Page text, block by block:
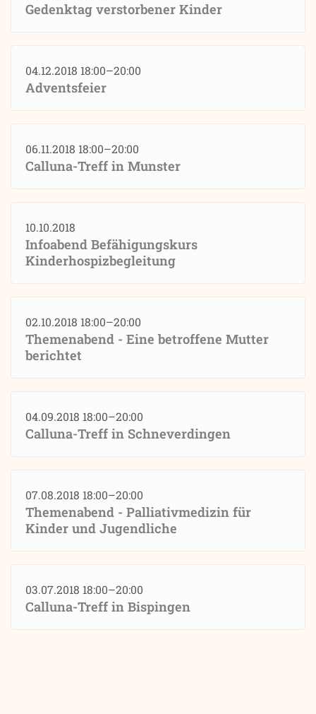
Gedenktag verstorbener Kinder
04.12.2018 18:00–20:00
Adventsfeier
06.11.2018 18:00–20:00
Calluna-Treff in Munster
10.10.2018
Infoabend Befähigungskurs
Kinderhospizbegleitung
02.10.2018 18:00–20:00
Themenabend - Eine betroffene Mutter
berichtet
04.09.2018 18:00–20:00
Calluna-Treff in Schneverdingen
07.08.2018 18:00–20:00
Themenabend - Palliativmedizin für
Kinder und Jugendliche
03.07.2018 18:00–20:00
Calluna-Treff in Bispingen